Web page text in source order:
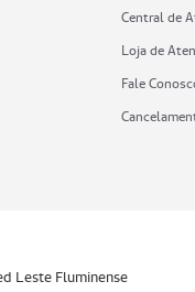
Central de
Loja de
Fale
Leste Fluminense